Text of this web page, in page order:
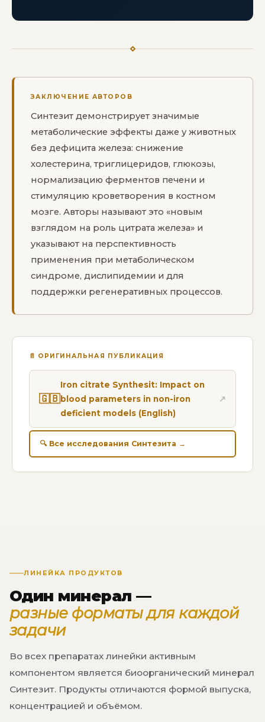
ЗАКЛЮЧЕНИЕ АВТОРОВ
Синтезит демонстрирует значимые
метаболические эффекты даже у животных
без дефицита железа: снижение
холестерина, триглицеридов, глюкозы,
нормализацию ферментов печени и
стимуляцию кроветворения в костном
мозге. Авторы называют это «новым
взглядом на роль цитрата железа» и
указывают на перспективность
применения при метаболическом
синдроме, дислипидемии и для
поддержки регенеративных процессов.
📄 ОРИГИНАЛЬНАЯ ПУБЛИКАЦИЯ
🇬🇧
Iron citrate Synthesit: Impact on
blood parameters in non-iron
deficient models (English)
↗
🔍 Все исследования Синтезита →
ЛИНЕЙКА ПРОДУКТОВ
Один минерал —
разные форматы для каждой
задачи
Во всех препаратах линейки активным
компонентом является биоорганический минерал
Синтезит. Продукты отличаются формой выпуска,
концентрацией и объёмом.